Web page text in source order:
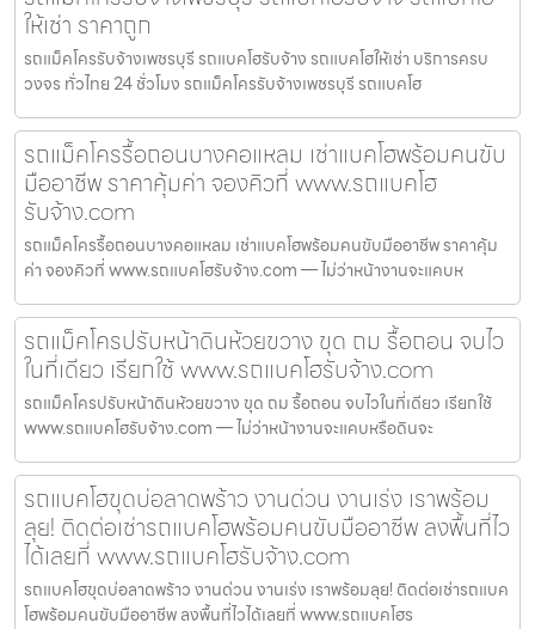
ให้เช่า ราคาถูก
รถแม็คโครรับจ้างเพชรบุรี รถแบคโฮรับจ้าง รถแบคโฮให้เช่า บริการครบ
วงจร ทั่วไทย 24 ชั่วโมง รถแม็คโครรับจ้างเพชรบุรี รถแบคโฮ
รถแม็คโครรื้อถอนบางคอแหลม เช่าแบคโฮพร้อมคนขับ
มืออาชีพ ราคาคุ้มค่า จองคิวที่ www.รถแบคโฮ
รับจ้าง.com
รถแม็คโครรื้อถอนบางคอแหลม เช่าแบคโฮพร้อมคนขับมืออาชีพ ราคาคุ้ม
ค่า จองคิวที่ www.รถแบคโฮรับจ้าง.com — ไม่ว่าหน้างานจะแคบห
รถแม็คโครปรับหน้าดินห้วยขวาง ขุด ถม รื้อถอน จบไว
ในที่เดียว เรียกใช้ www.รถแบคโฮรับจ้าง.com
รถแม็คโครปรับหน้าดินห้วยขวาง ขุด ถม รื้อถอน จบไวในที่เดียว เรียกใช้
www.รถแบคโฮรับจ้าง.com — ไม่ว่าหน้างานจะแคบหรือดินจะ
รถแบคโฮขุดบ่อลาดพร้าว งานด่วน งานเร่ง เราพร้อม
ลุย! ติดต่อเช่ารถแบคโฮพร้อมคนขับมืออาชีพ ลงพื้นที่ไว
ได้เลยที่ www.รถแบคโฮรับจ้าง.com
รถแบคโฮขุดบ่อลาดพร้าว งานด่วน งานเร่ง เราพร้อมลุย! ติดต่อเช่ารถแบค
โฮพร้อมคนขับมืออาชีพ ลงพื้นที่ไวได้เลยที่ www.รถแบคโฮร